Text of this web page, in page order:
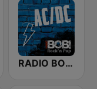
RADIO BOB! ACDC